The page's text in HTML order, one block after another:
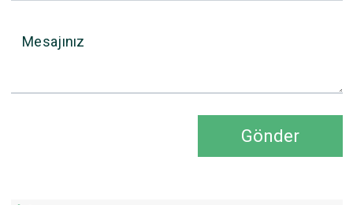
Mesajınız
Gönder